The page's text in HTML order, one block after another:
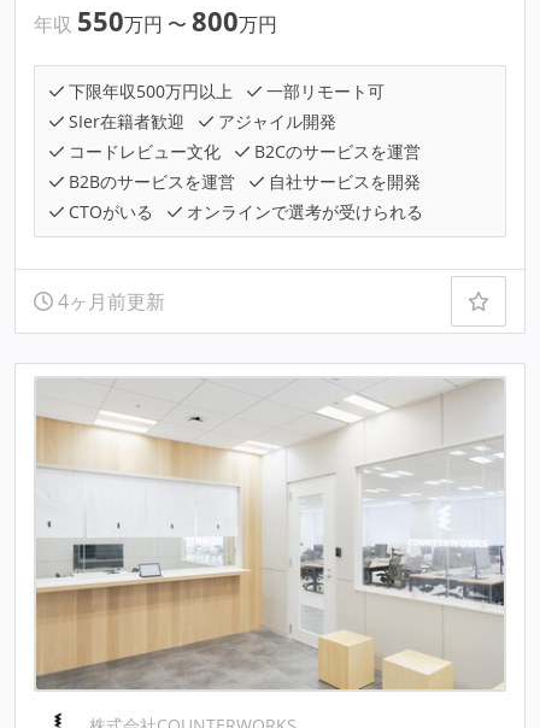
年収 550万円 〜 800万円
下限年収500万円以上
一部リモート可
SIer在籍者歓迎
アジャイル開発
コードレビュー文化
B2Cのサービスを運営
B2Bのサービスを運営
自社サービスを開発
CTOがいる
オンラインで選考が受けられる
4ヶ月前更新